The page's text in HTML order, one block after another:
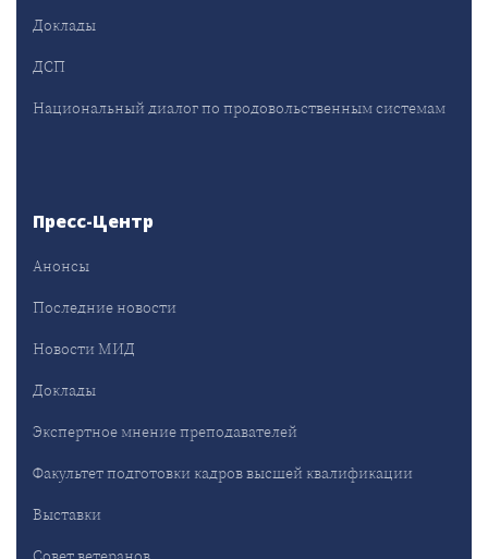
Доклады
ДСП
Национальный диалог по продовольственным системам
Пресс-Центр
Анонсы
Последние новости
Новости МИД
Доклады
Экспертное мнение преподавателей
Факультет подготовки кадров высшей квалификации
Выставки